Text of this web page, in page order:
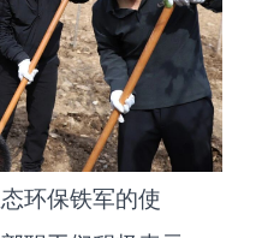
环保铁军的使